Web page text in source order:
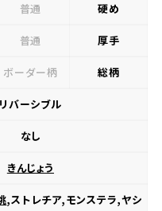
普通 硬め
普通 厚手
ボーダー柄 総柄
リバーシブル
なし
きんじょう
,ストレチア,モンステラ,ヤシ